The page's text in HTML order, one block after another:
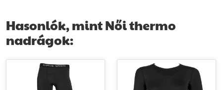
Hasonlók, mint Női thermo
nadrágok: